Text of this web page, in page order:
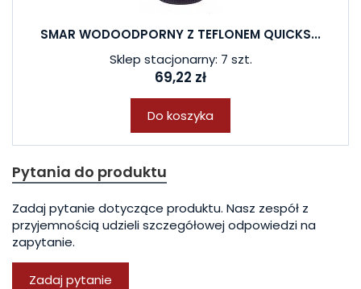
SMAR WODOODPORNY Z TEFLONEM QUICKS...
Sklep stacjonarny: 7 szt.
69,22 zł
Do koszyka
Pytania do produktu
Zadaj pytanie dotyczące produktu. Nasz zespół z
przyjemnością udzieli szczegółowej odpowiedzi na
zapytanie.
Zadaj pytanie